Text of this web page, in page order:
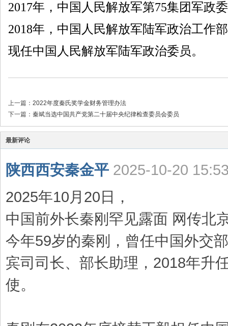
2017年，中国人民解放军第75集团军政
2018年，中国人民解放军陆军政治工作
现任中国人民解放军陆军政治委员。
上一篇： 2022年度秦氏奖学金财务管理办法
下一篇： 秦斌当选中国共产党第二十届中央纪律检查委员会委员
最新评论
陕西西安秦金平 2025-10-20
2025年10月20日，
中国前外长秦刚罕见露面 网传北
今年59岁的秦刚，曾任中国外交
宾司司长、部长助理，2018年升
使。